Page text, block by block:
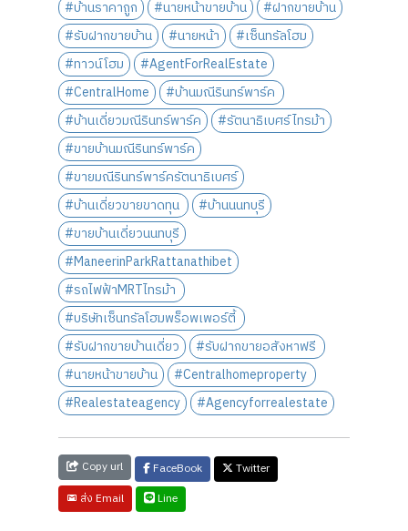
#บ้านราคาถูก
#นายหน้าขายบ้าน
#ฝากขายบ้าน
#รับฝากขายบ้าน
#นายหน้า
#เซ็นทรัลโฮม
#ทาวน์โฮม
#AgentForRealEstate
#CentralHome
#บ้านมณีรินทร์พาร์ค
#บ้านเดี่ยวมณีรินทร์พาร์ค
#รัตนาธิเบศร์ไทรม้า
#ขายบ้านมณีรินทร์พาร์ค
#ขายมณีรินทร์พาร์ครัตนาธิเบศร์
#บ้านเดี่ยวขายขาดทุน
#บ้านนนทบุรี
#ขายบ้านเดี่ยวนนทบุรี
#ManeerinParkRattanathibet
#รถไฟฟ้าMRTไทรม้า
#บริษัทเซ็นทรัลโฮมพร็อพเพอร์ตี้
#รับฝากขายบ้านเดี่ยว
#รับฝากขายอสังหาฟรี
#นายหน้าขายบ้าน
#Centralhomeproperty
#Realestateagency
#Agencyforrealestate
Copy url FaceBook
Twitter
ส่ง Email
Line